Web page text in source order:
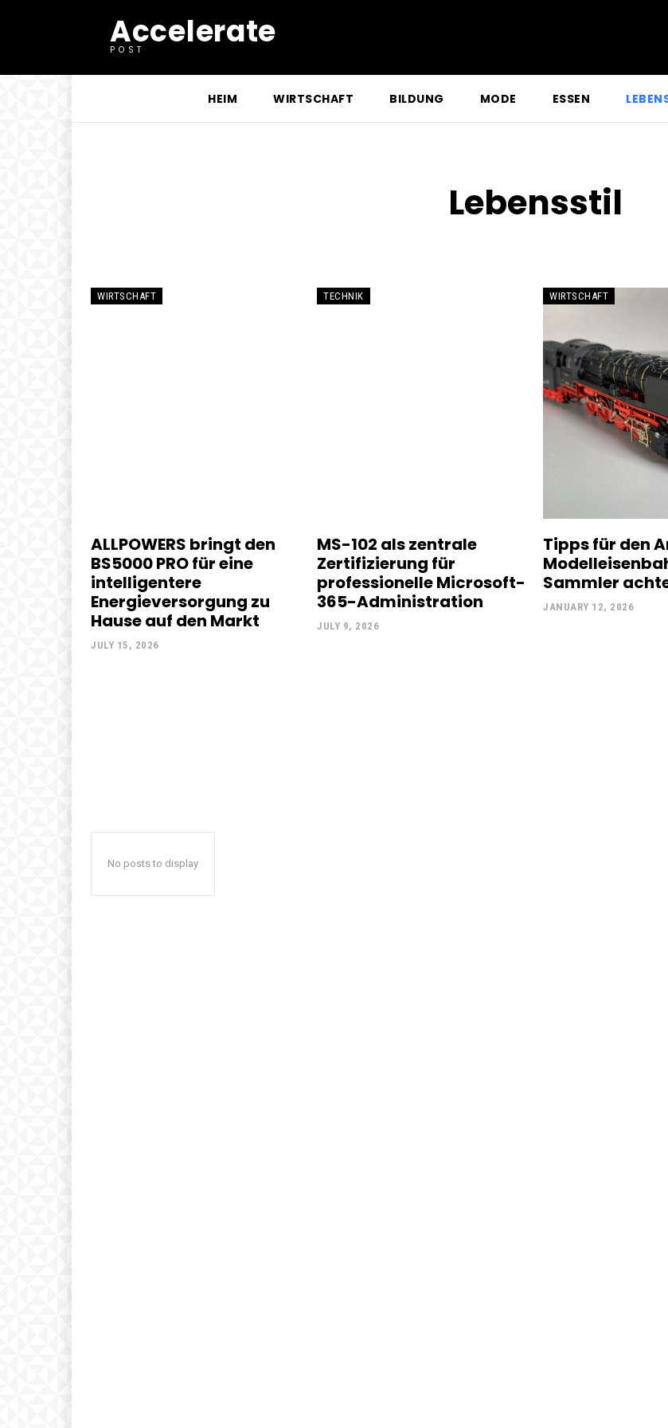
Accelerate
POST
HEIM WIRTSCHAFT BILDUNG MODE ESSEN
Lebensstil
WIRTSCHAFT
ALLPOWERS bringt den
BS5000 PRO für eine
intelligentere
Energieversorgung zu
Hause auf den Markt
JULY 15, 2026
TECHNIK
MS-102 als zentrale
Zertifizierung für
professionelle Microsoft-
365-Administration
JULY 9, 2026
WIRTSCHAFT
Tipps für den
Sammler
JANUARY 12, 2026
No posts to display